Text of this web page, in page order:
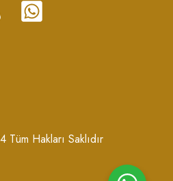
Hakları Saklıdır